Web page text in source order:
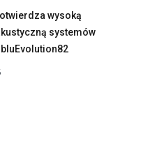
wysoką
systemów